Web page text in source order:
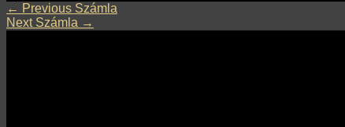
← Previous Számla
Next Számla →